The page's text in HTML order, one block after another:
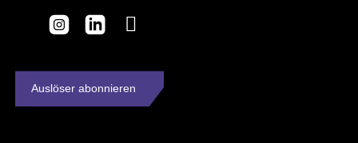
Auslöser abonnieren